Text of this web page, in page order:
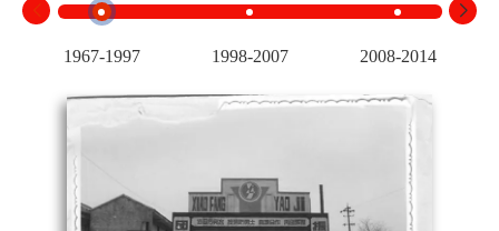
1967-1997 1998-2007 2008-2014